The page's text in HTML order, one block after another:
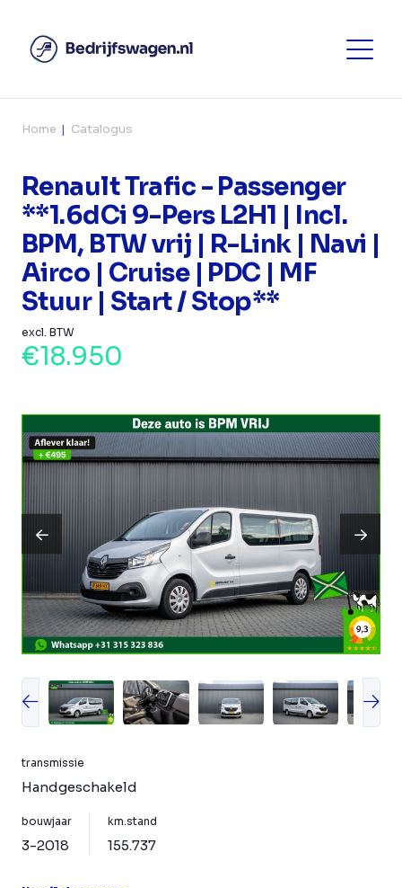
Home Catalogus
Renault Trafic - Passenger
**1.6dCi 9-Pers L2H1 | Incl.
BPM, BTW vrij | R-Link | Navi |
Airco | Cruise | PDC | MF
Stuur | Start / Stop**
excl. BTW
€18.950
transmissie
Handgeschakeld
bouwjaar
3-2018
km.stand
155.737